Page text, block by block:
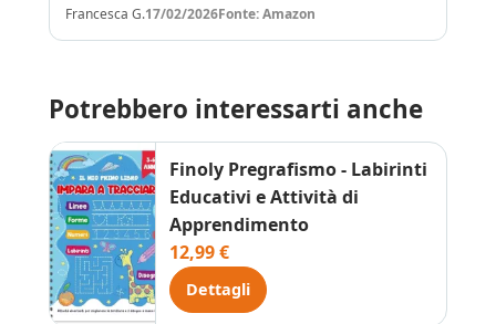
Francesca G.17/02/2026Fonte: Amazon
Potrebbero interessarti anche
Finoly Pregrafismo - Labirinti
Educativi e Attività di
Apprendimento
12,99 €
Dettagli